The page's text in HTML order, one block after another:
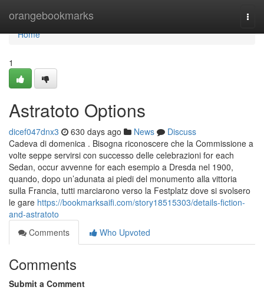
orangebookmarks
Home
Home
1
Astratoto Options
dicef047dnx3 630 days ago News
Discuss
Cadeva di domenica . Bisogna riconoscere che la Commissione a
volte seppe servirsi con successo delle celebrazioni for each
Sedan, occur avvenne for each esempio a Dresda nel 1900,
quando, dopo un’adunata ai piedi del monumento alla vittoria
sulla Francia, tutti marciarono verso la Festplatz dove si svolsero
le gare https://bookmarksaifi.com/story18515303/details-fiction-
and-astratoto
Comments
Who Upvoted
Comments
Submit a Comment